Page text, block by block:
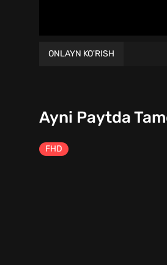
ONLAYN KO'RISH
Ayni Paytda
FHD